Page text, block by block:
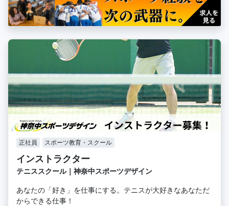
正社員 スポーツ教育・スクール
インストラクター
テニススクール｜神奈中スポーツデザイン
あなたの「好き」を仕事にする。テニスが大好きなあなただ
からできる仕事！